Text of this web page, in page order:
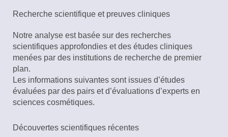
Recherche scientifique et preuves cliniques
Notre analyse est basée sur des recherches
scientifiques approfondies et des études cliniques
menées par des institutions de recherche de premier
plan.
Les informations suivantes sont issues d’études
évaluées par des pairs et d’évaluations d’experts en
sciences cosmétiques.
Découvertes scientifiques récentes